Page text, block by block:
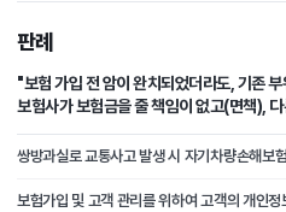
판례
"보험 가입 전 암이 완치되었더라도, 기존
보험사가 보험금을 줄 책임이 없고(면책),